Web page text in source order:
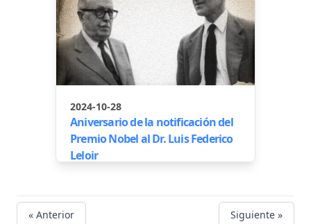
2024-10-28
Aniversario de la notificación del
Premio Nobel al Dr. Luis Federico
Leloir
« Anterior Siguiente »